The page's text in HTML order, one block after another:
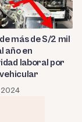
más de S/2 mil
año en
laboral por